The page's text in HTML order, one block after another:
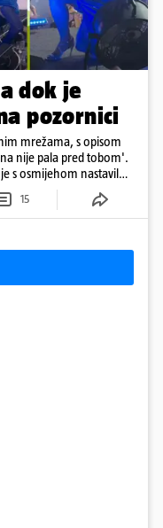
dok je
pozornici
mrežama, s opisom
nije pala pred tobom'.
s osmijehom nastavila
15